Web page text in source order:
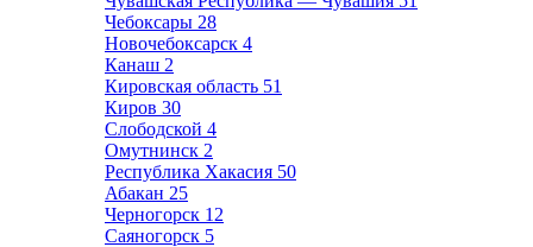
Чебоксары 28
Новочебоксарск 4
Канаш 2
Кировская область 51
Киров 30
Слободской 4
Омутнинск 2
Республика Хакасия 50
Абакан 25
Черногорск 12
Саяногорск 5